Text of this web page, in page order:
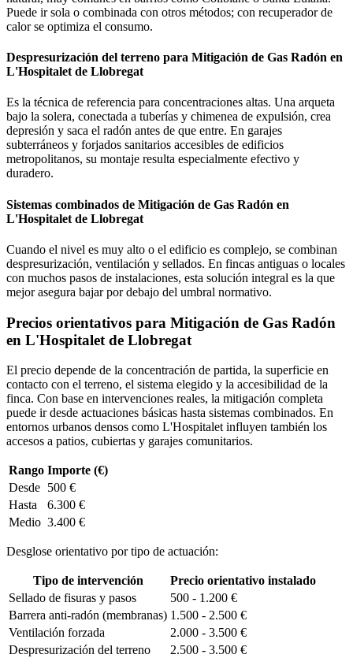
Puede ir sola o combinada con otros métodos; con recuperador de
calor se optimiza el consumo.
Despresurización del terreno para Mitigación de Gas Radón en
L'Hospitalet de Llobregat
Es la técnica de referencia para concentraciones altas. Una arqueta
bajo la solera, conectada a tuberías y chimenea de expulsión, crea
depresión y saca el radón antes de que entre. En garajes
subterráneos y forjados sanitarios accesibles de edificios
metropolitanos, su montaje resulta especialmente efectivo y
duradero.
Sistemas combinados de Mitigación de Gas Radón en
L'Hospitalet de Llobregat
Cuando el nivel es muy alto o el edificio es complejo, se combinan
despresurización, ventilación y sellados. En fincas antiguas o locales
con muchos pasos de instalaciones, esta solución integral es la que
mejor asegura bajar por debajo del umbral normativo.
Precios orientativos para Mitigación de Gas Radón
en L'Hospitalet de Llobregat
El precio depende de la concentración de partida, la superficie en
contacto con el terreno, el sistema elegido y la accesibilidad de la
finca. Con base en intervenciones reales, la mitigación completa
puede ir desde actuaciones básicas hasta sistemas combinados. En
entornos urbanos densos como L'Hospitalet influyen también los
accesos a patios, cubiertas y garajes comunitarios.
Rango Importe (€)
Desde 500 €
Hasta
6.300 €
Medio 3.400 €
Desglose orientativo por tipo de actuación:
Tipo de intervención
Precio orientativo instalado
Sellado de fisuras y pasos
500 - 1.200 €
Barrera anti-radón (membranas) 1.500 - 2.500 €
Ventilación forzada
2.000 - 3.500 €
Despresurización del terreno
2.500 - 3.500 €